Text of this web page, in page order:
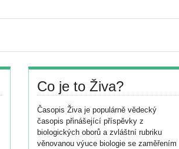
Co je to Živa?
Časopis Živa je populárně vědecký
časopis přinášející příspěvky z
biologických oborů a zvláštní rubriku
věnovanou výuce biologie se zaměřením